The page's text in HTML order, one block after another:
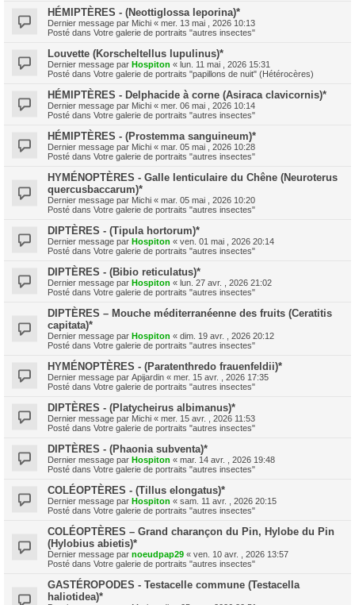
HÉMIPTÈRES - (Neottiglossa leporina)*
Dernier message par Michi « mer. 13 mai , 2026 10:13
Posté dans Votre galerie de portraits "autres insectes"
Louvette (Korscheltellus lupulinus)*
Dernier message par Hospiton « lun. 11 mai , 2026 15:31
Posté dans Votre galerie de portraits "papillons de nuit" (Hétérocères)
HÉMIPTÈRES - Delphacide à corne (Asiraca clavicornis)*
Dernier message par Michi « mer. 06 mai , 2026 10:14
Posté dans Votre galerie de portraits "autres insectes"
HÉMIPTÈRES - (Prostemma sanguineum)*
Dernier message par Michi « mar. 05 mai , 2026 10:28
Posté dans Votre galerie de portraits "autres insectes"
HYMÉNOPTÈRES - Galle lenticulaire du Chêne (Neuroterus
quercusbaccarum)*
Dernier message par Michi « mar. 05 mai , 2026 10:20
Posté dans Votre galerie de portraits "autres insectes"
DIPTÈRES - (Tipula hortorum)*
Dernier message par Hospiton « ven. 01 mai , 2026 20:14
Posté dans Votre galerie de portraits "autres insectes"
DIPTÈRES - (Bibio reticulatus)*
Dernier message par Hospiton « lun. 27 avr. , 2026 21:02
Posté dans Votre galerie de portraits "autres insectes"
DIPTÈRES – Mouche méditerranéenne des fruits (Ceratitis
capitata)*
Dernier message par Hospiton « dim. 19 avr. , 2026 20:12
Posté dans Votre galerie de portraits "autres insectes"
HYMÉNOPTÈRES - (Paratenthredo frauenfeldii)*
Dernier message par Apijardin « mer. 15 avr. , 2026 17:35
Posté dans Votre galerie de portraits "autres insectes"
DIPTÈRES - (Platycheirus albimanus)*
Dernier message par Michi « mer. 15 avr. , 2026 11:53
Posté dans Votre galerie de portraits "autres insectes"
DIPTÈRES - (Phaonia subventa)*
Dernier message par Hospiton « mar. 14 avr. , 2026 19:48
Posté dans Votre galerie de portraits "autres insectes"
COLÉOPTÈRES - (Tillus elongatus)*
Dernier message par Hospiton « sam. 11 avr. , 2026 20:15
Posté dans Votre galerie de portraits "autres insectes"
COLÉOPTÈRES – Grand charançon du Pin, Hylobe du Pin
(Hylobius abietis)*
Dernier message par noeudpap29 « ven. 10 avr. , 2026 13:57
Posté dans Votre galerie de portraits "autres insectes"
GASTÉROPODES - Testacelle commune (Testacella
haliotidea)*